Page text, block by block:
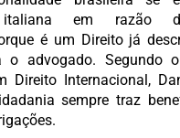
italiana em razão
é um Direito já
o advogado. Segundo
Direito Internacional,
sempre traz